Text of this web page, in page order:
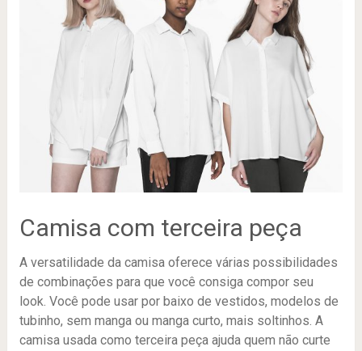
Camisa com terceira peça
A versatilidade da camisa oferece várias possibilidades
de combinações para que você consiga compor seu
look. Você pode usar por baixo de vestidos, modelos de
tubinho, sem manga ou manga curto, mais soltinhos. A
camisa usada como terceira peça ajuda quem não curte